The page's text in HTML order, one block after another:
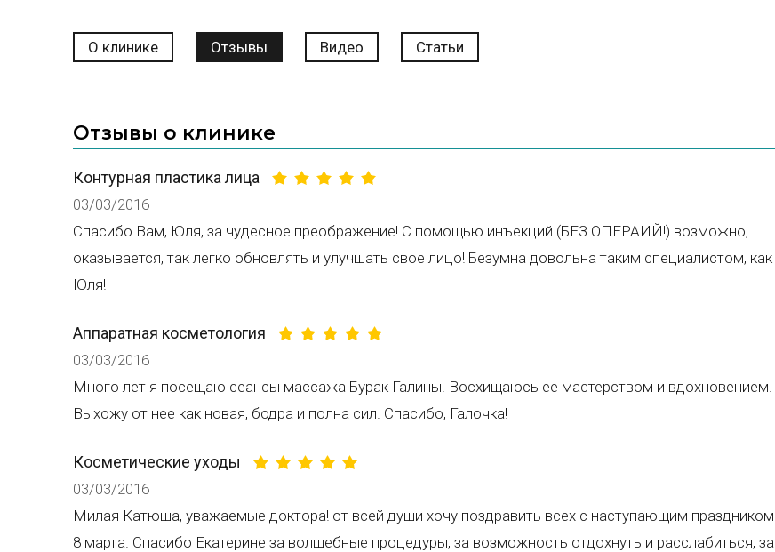
О клинике Отзывы Видео Статьи
Отзывы о клинике
Контурная пластика лица
03/03/2016
Спасибо Вам, Юля, за чудесное преображение! С помощью инъекций (БЕЗ ОПЕРАИЙ!) возможно,
оказывается, так легко обновлять и улучшать свое лицо! Безумна довольна таким специалистом, как
Юля!
Аппаратная косметология
03/03/2016
Много лет я посещаю сеансы массажа Бурак Галины. Восхищаюсь ее мастерством и вдохновением.
Выхожу от нее как новая, бодра и полна сил. Спасибо, Галочка!
Косметические уходы
03/03/2016
Милая Катюша, уважаемые доктора! от всей души хочу поздравить всех с наступающим праздником
8 марта. Спасибо Екатерине за волшебные процедуры, за возможность отдохнуть и расслабиться, за